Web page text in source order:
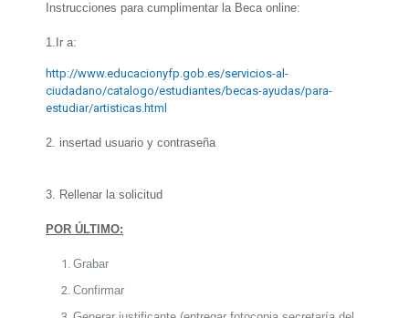
Instrucciones para cumplimentar la Beca online:
1.Ir a:
http://www.educacionyfp.gob.es/servicios-al-
ciudadano/catalogo/estudiantes/becas-ayudas/para-
estudiar/artisticas.html
2. insertad usuario y contraseña
3. Rellenar la solicitud
POR ÚLTIMO:
Grabar
Confirmar